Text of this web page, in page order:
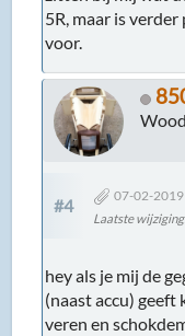
5R, maar is
voor.
#4
07-02-
Laatste wijziging
hey als je mij de
(naast accu) geeft
veren en